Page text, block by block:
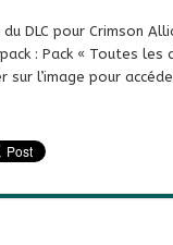
DLC pour Crimson
: Pack « Toutes les
sur l’image pour